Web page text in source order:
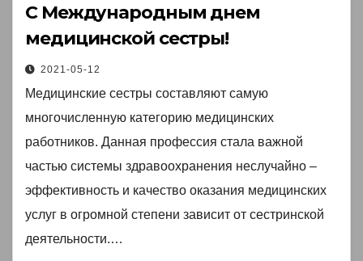
С Международным днем
медицинской сестры!￼
2021-05-12
Медицинские сестры составляют самую
многочисленную категорию медицинских
работников. Данная профессия стала важной
частью системы здравоохранения неслучайно –
эффективность и качество оказания медицинских
услуг в огромной степени зависит от сестринской
деятельности.…